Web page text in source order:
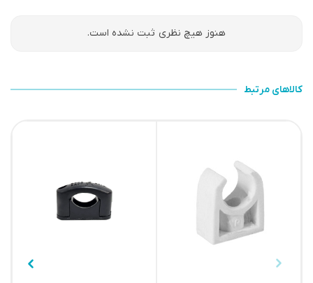
هنوز هیچ نظری ثبت نشده است.
کالاهای مرتبط